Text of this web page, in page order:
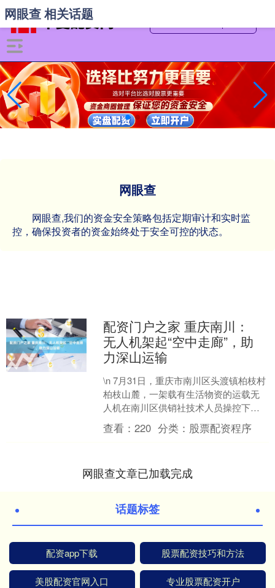
网眼查
网眼查,我们的资金安全策略包括定期审计和实时监
控，确保投资者的资金始终处于安全可控的状态。
网眼查 相关话题
配资门户之家 重庆南川：
无人机架起“空中走廊”，助
力深山运输
\n 7月31日，重庆市南川区头渡镇柏枝村
柏枝山麓，一架载有生活物资的运载无
人机在南川区供销社技术人员操控下腾
空而起，仅用7分钟便将80公斤货物精准
送达海拔22....
查看：220 分类： 股票配资程序
网眼查文章已加载完成
话题标签
配资app下载 股票配资技巧和方法
美股配资官网入口 专业股票配资开户